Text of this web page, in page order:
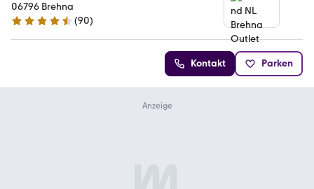
06796 Brehna
4.3 Sterne
(90)
Kontakt Parken